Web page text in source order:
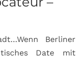
Berliner
Date mit